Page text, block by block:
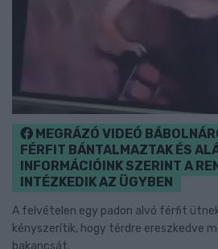
MEGRÁZÓ VIDEÓ
FÉRFIT BÁNTALMAZTAK ÉS
INFORMÁCIÓINK SZERINT A
INTÉZKEDIK AZ ÜGYBEN
A felvételen egy padon alvó férfit
kényszerítik, hogy térdre ereszkedve
bakancsát.